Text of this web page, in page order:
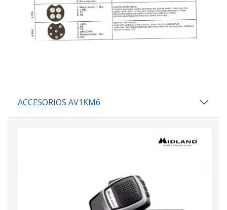
ACCESORIOS AV1KM6